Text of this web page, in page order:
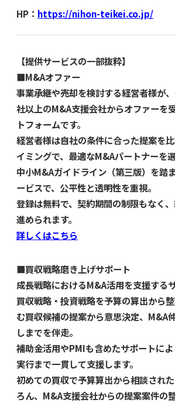
HP： https://nihon-teikei.co.jp/
【提供サービスの一部抜粋】
■M&Aオファー
事業承継や売却を検討する経営者様が
社以上のM&A支援会社からオファーを
トフォームです。
経営者様は自社の条件に合った提案を
イミングで、最適なM&Aパートナーを選
中小M&Aガイドライン（第三版）を踏
ービスで、公平性と透明性を重視。
登録は無料で、契約期間の制限もなく
進められます。
詳しくはこちら
■買収戦略磨き上げサポート
成長戦略におけるM&A活用を支援する
買収戦略・投資戦略を予算の算出から
む買収候補の提案から意思決定、M&A
しまでを伴走。
補助金活用やPMIも含めたサポートに
実行まで一貫して支援します。
初めての買収で予算算出から相談され
ろん、M&A支援会社からの提案案件の